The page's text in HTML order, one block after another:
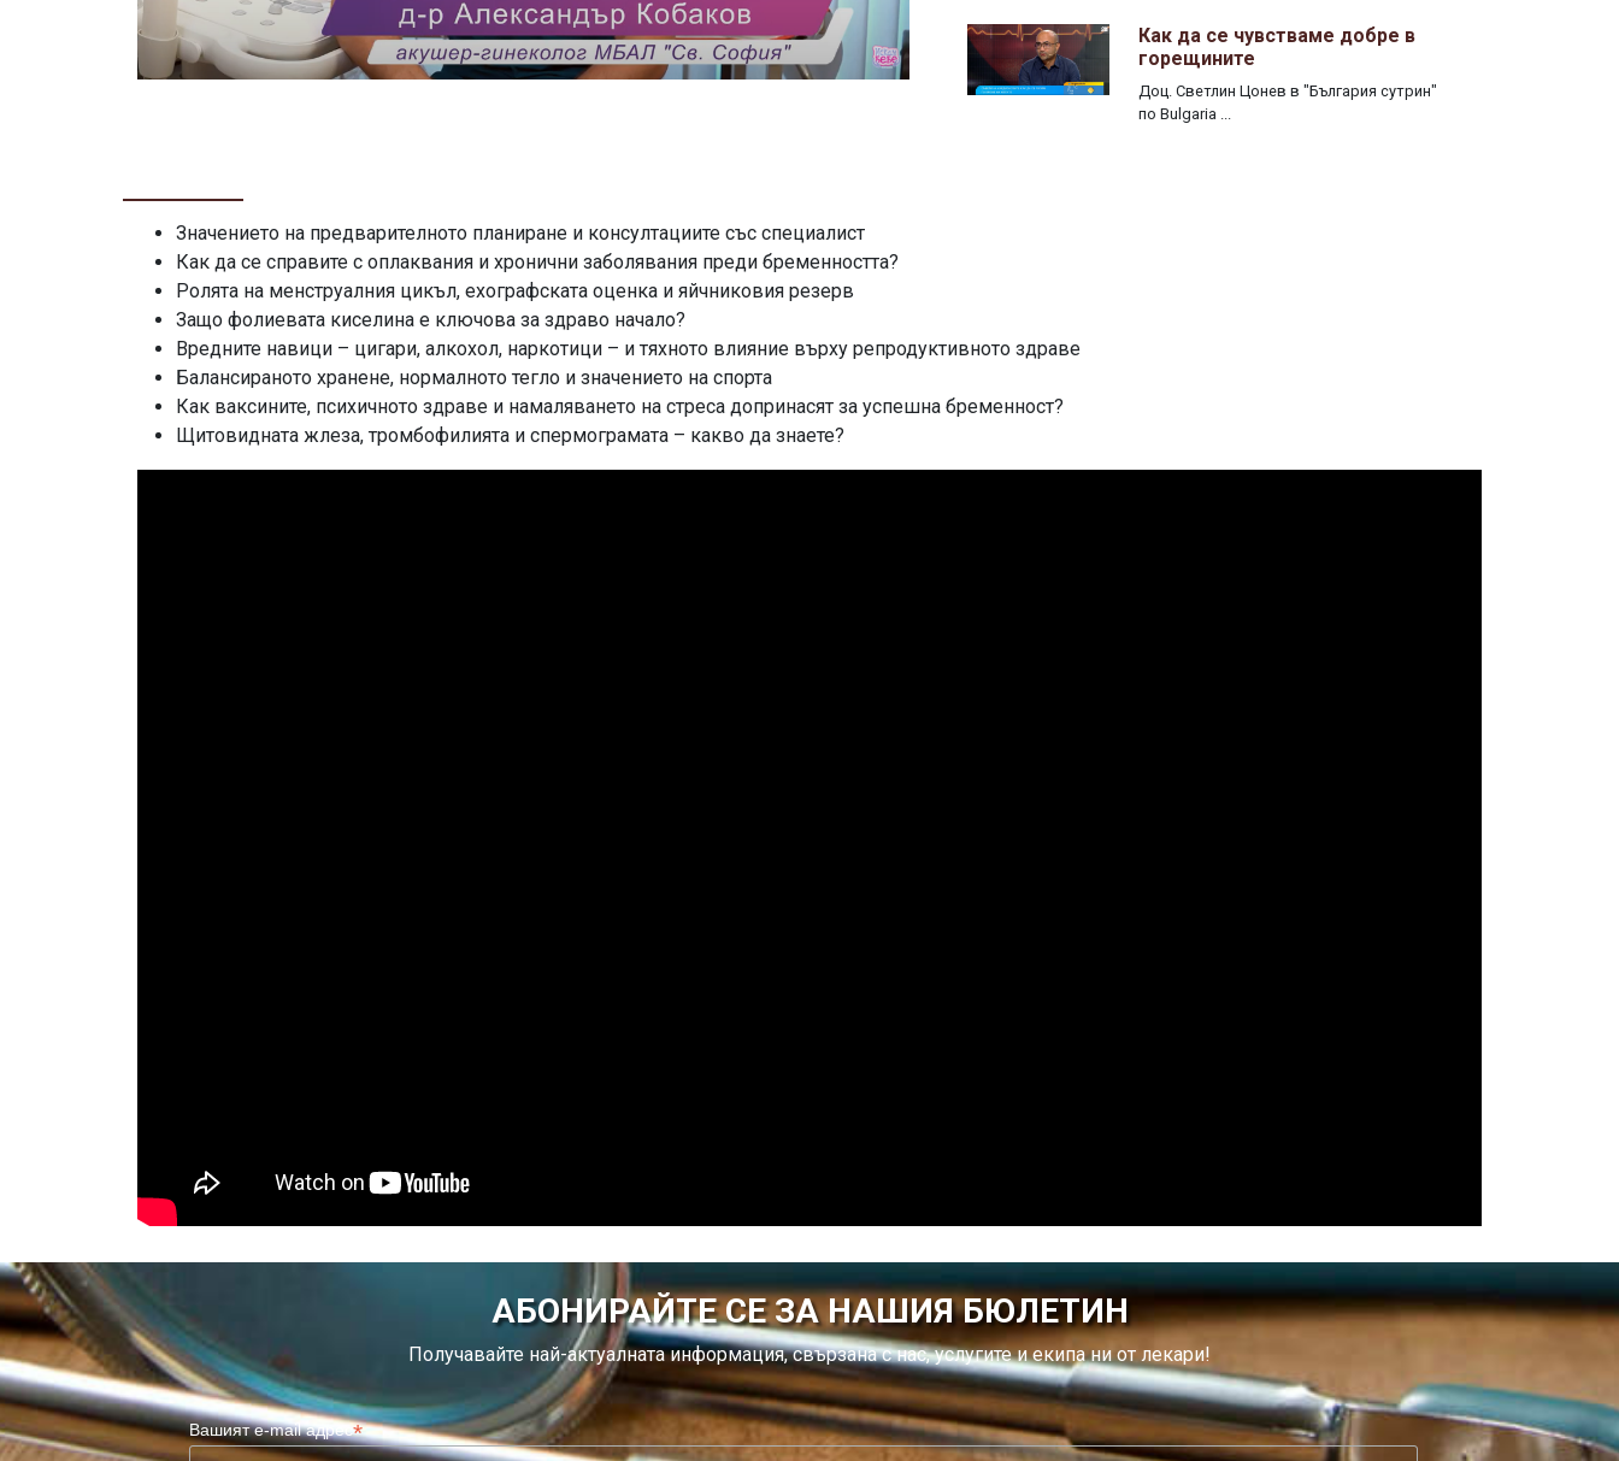
Как да се чувстваме добре в
горещините
Доц. Светлин Цонев в "България сутрин"
по Bulgaria ...
Значението на предварителното планиране и консултациите със специалист
Как да се справите с оплаквания и хронични заболявания преди бременността?
Ролята на менструалния цикъл, ехографската оценка и яйчниковия резерв
Защо фолиевата киселина е ключова за здраво начало?
Вредните навици – цигари, алкохол, наркотици – и тяхното влияние върху репродуктивното здраве
Балансираното хранене, нормалното тегло и значението на спорта
Как ваксините, психичното здраве и намаляването на стреса допринасят за успешна бременност?
Щитовидната жлеза, тромбофилията и спермограмата – какво да знаете?
АБОНИРАЙТЕ СЕ ЗА НАШИЯ БЮЛЕТИН
Получавайте най-актуалната информация, свързана с нас, услугите и екипа ни от лекари!
Вашият e-mail адрес*